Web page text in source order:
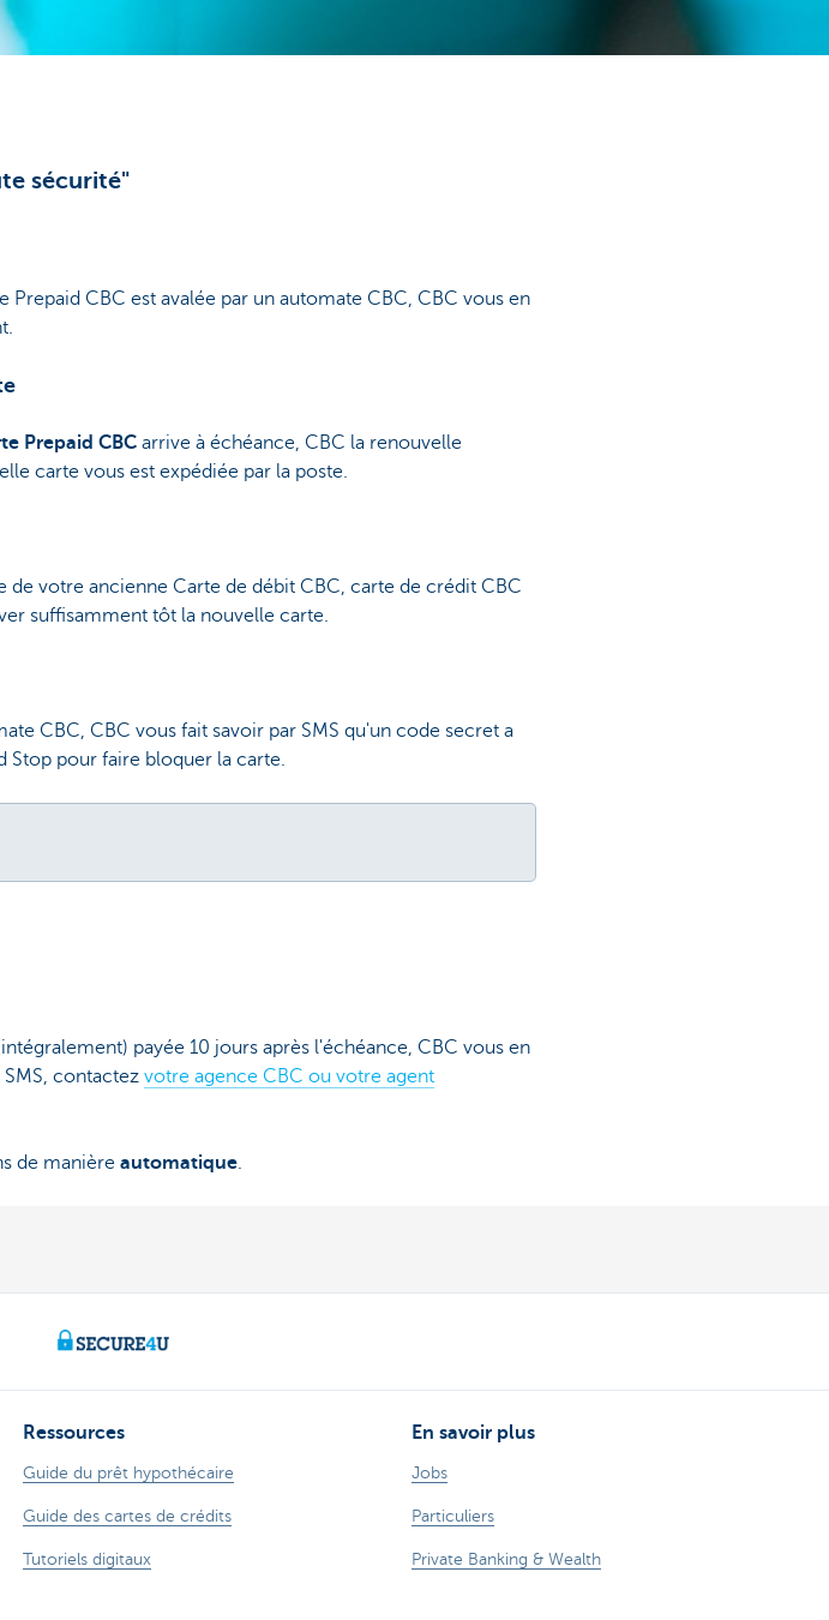
sécurité"
CBC est avalée par un automate CBC, CBC vous en
Prepaid CBC arrive à échéance, CBC la renouvelle
carte vous est expédiée par la poste.
de votre ancienne Carte de débit CBC, carte de crédit CBC
suffisamment tôt la nouvelle carte.
CBC, CBC vous fait savoir par SMS qu'un code secret a
Stop pour faire bloquer la carte.
payée 10 jours après l'échéance, CBC vous en
contactez votre agence CBC ou votre agent
de manière automatique.
Ressources
Guide du prêt hypothécaire
Guide des cartes de crédits
Tutoriels digitaux
En savoir plus
Jobs
Particuliers
Private Banking & Wealth